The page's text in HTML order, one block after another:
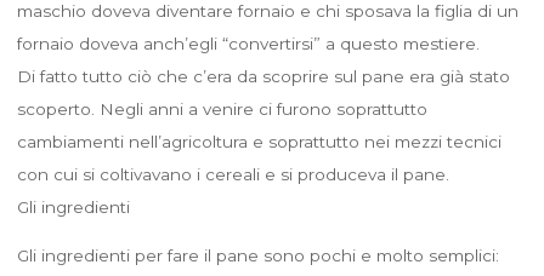
maschio doveva diventare fornaio e chi sposava la figlia di un
fornaio doveva anch’egli “convertirsi” a questo mestiere.
Di fatto tutto ciò che c’era da scoprire sul pane era già stato
scoperto. Negli anni a venire ci furono soprattutto
cambiamenti nell’agricoltura e soprattutto nei mezzi tecnici
con cui si coltivavano i cereali e si produceva il pane.
Gli ingredienti
Gli ingredienti per fare il pane sono pochi e molto semplici: